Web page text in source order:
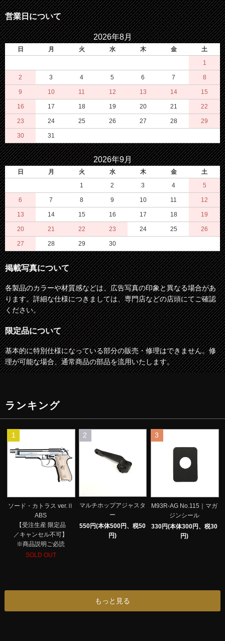
営業日について
2026年8月
日 月 火 水 木 金
土
1
2 3 4 5 6 7 8
9 10 11 12 13 14 15
16 17 18 19 20 21 22
23 24 25 26 27 28 29
30 31
2026年9月
日 月 火 水 木 金
土
1
2 3 4 5
6 7 8 9 10 11 12
13 14 15 16 17 18 19
20 21 22 23 24 25 26
27 28 29 30
掲載写真について
各製品のカラーや材質感などは、広告写真の印象と異なる場合があ
ります。詳細な仕様につきましては、専門店などの店頭にてご確認
ください。
限定品について
基本的に特別仕様になっている部分の販売・修理はできません。修
理が可能な場合、通常商品の部品を流用いたします。
ランキング
1
ソード・カトラス ver.Ⅱ
ABS
【受注生産 限定品
／キャンセル不可】
※商品説明ご必読
SOLD OUT
2
マルチホップアジャスタ
ー
550円(本体500円、税50
円)
3
M93R-AG No.115｜マガ
ジンシール
330円(本体300円、税30
円)
もっと見る